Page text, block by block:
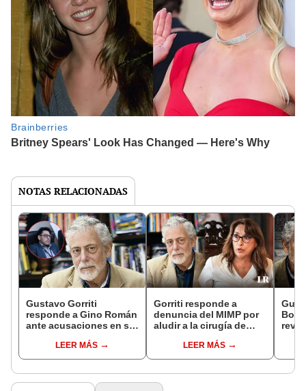
NOTAS RELACIONADAS
Gustavo Gorriti
responde a Gino Román
ante acusaciones en su
un orate es que no
necesita investigar"
LEER MÁS
Gorriti responde a
denuncia del MIMP por
aludir a la cirugía de
retirar ninguna silaba,
es libertad de
LEER MÁS